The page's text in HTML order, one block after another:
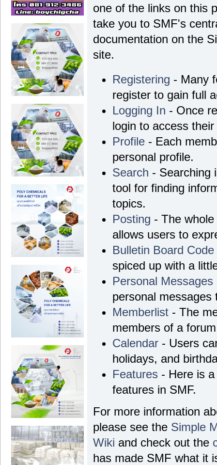
one of the links on this
take you to SMF's
documentation on the
site.
Registering - Many
register to gain full
Logging In - Once
login to access
Profile - Each
personal profile.
Search - Searching
tool for finding
topics.
Posting - The
allows users to
Bulletin Board
spiced up with a
Personal Messages
personal messages
Memberlist - The
members of a
Calendar - Users
holidays, and
Features - Here is
features in SMF.
For more information
please see the Simple
Wiki and check out the
has made SMF what it